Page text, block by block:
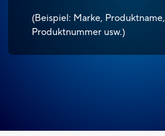
(Beispiel: Marke, Produktname,
Produktnummer usw.)